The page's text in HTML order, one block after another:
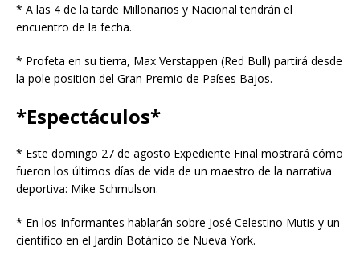
* A las 4 de la tarde Millonarios y Nacional tendrán el
encuentro de la fecha.
* Profeta en su tierra, Max Verstappen (Red Bull) partirá desde
la pole position del Gran Premio de Países Bajos.
*Espectáculos*
* Este domingo 27 de agosto Expediente Final mostrará cómo
fueron los últimos días de vida de un maestro de la narrativa
deportiva: Mike Schmulson.
* En los Informantes hablarán sobre José Celestino Mutis y un
científico en el Jardín Botánico de Nueva York.